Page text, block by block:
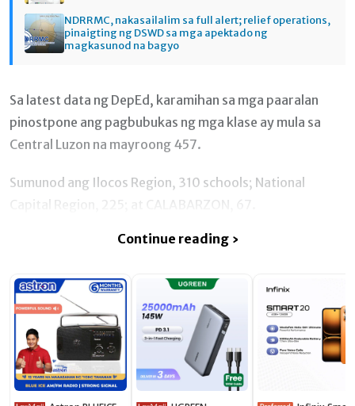
NDRRMC, nakasailalim sa full alert; relief operations,
pinaigting ng DSWD sa mga apektado ng
magkasunod na bagyo
Sa latest data ng DepEd, karamihan sa mga paaralan
pinostpone ang pagbubukas ng mga klase ay mula sa
Central Luzon na mayroong 457.
Sumunod ang Ilocos Region, 310 schools; National
Capital Region, 225; at CALABARZON, 67.
Continue reading ›